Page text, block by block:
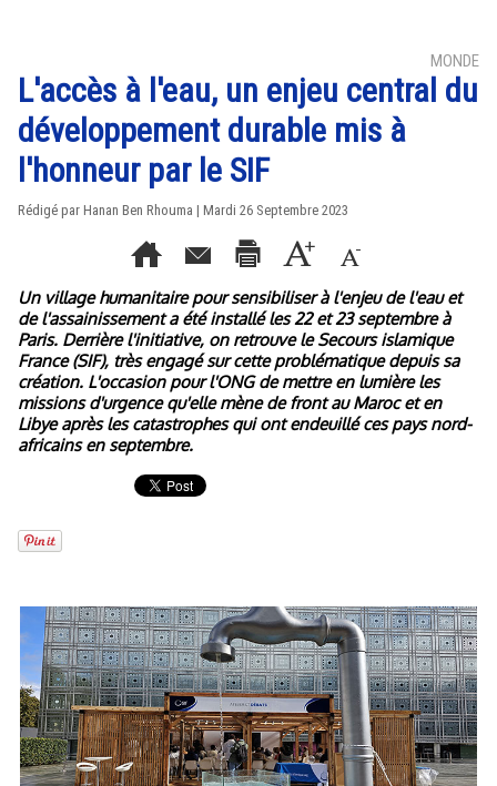
MONDE
L'accès à l'eau, un enjeu central du
développement durable mis à
l'honneur par le SIF
Rédigé par Hanan Ben Rhouma | Mardi 26 Septembre 2023
Un village humanitaire pour sensibiliser à l'enjeu de l'eau et
de l'assainissement a été installé les 22 et 23 septembre à
Paris. Derrière l'initiative, on retrouve le Secours islamique
France (SIF), très engagé sur cette problématique depuis sa
création. L'occasion pour l'ONG de mettre en lumière les
missions d'urgence qu'elle mène de front au Maroc et en
Libye après les catastrophes qui ont endeuillé ces pays nord-
africains en septembre.